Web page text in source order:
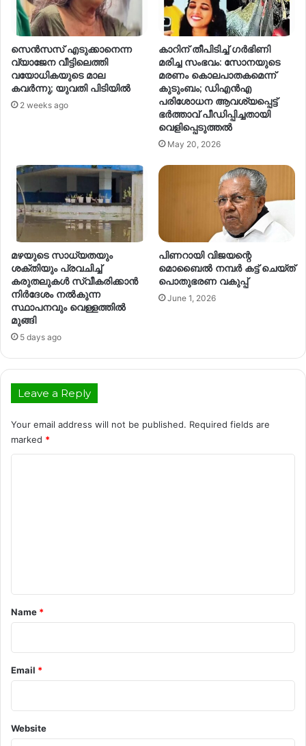
സെന്‍സസ് എടുക്കാനെന്ന
വ്യാജേന വീട്ടിലെത്തി
വയോധികയുടെ മാല
കവര്‍ന്നു; യുവതി പിടിയില്‍
2 weeks ago
കാറിന് തീപിടിച്ച് ഗര്‍ഭിണി
മരിച്ച സംഭവം: സോനയുടെ
മരണം കൊലപാതകമെന്ന്
കുടുംബം; ഡിഎൻഎ
പരിശോധന ആവശ്യപ്പെട്ട്
ഭർത്താവ് പീഡിപ്പിച്ചതായി
വെളിപ്പെടുത്തൽ
May 20, 2026
മഴയുടെ സാധ്യതയും
ശക്തിയും പ്രവചിച്ച്
കരുതലുകൾ സ്വീകരിക്കാൻ
നിർദേശം നൽകുന്ന
സ്ഥാപനവും വെള്ളത്തിൽ
മുങ്ങി
5 days ago
പിണറായി വിജയന്റെ
മൊബൈൽ നമ്പർ കട്ട് ചെയ്ത്
പൊതുഭരണ വകുപ്പ്
June 1, 2026
Leave a Reply
Your email address will not be published. Required fields are
marked *
*
Name *
Email *
Website